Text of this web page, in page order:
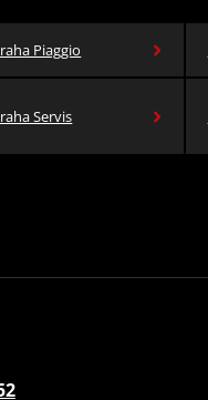
Piaggio
Servis